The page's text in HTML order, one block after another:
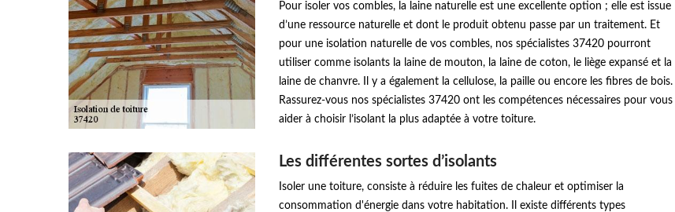
Pour isoler vos combles, la laine naturelle est une excellente option ; elle est issue
d’une ressource naturelle et dont le produit obtenu passe par un traitement. Et
pour une isolation naturelle de vos combles, nos spécialistes 37420 pourront
utiliser comme isolants la laine de mouton, la laine de coton, le liège expansé et la
laine de chanvre. Il y a également la cellulose, la paille ou encore les fibres de bois.
Rassurez-vous nos spécialistes 37420 ont les compétences nécessaires pour vous
aider à choisir l’isolant la plus adaptée à votre toiture.
Les différentes sortes d’isolants
Isoler une toiture, consiste à réduire les fuites de chaleur et optimiser la
consommation d'énergie dans votre habitation. Il existe différents types